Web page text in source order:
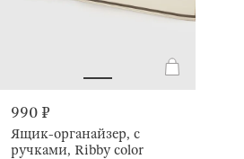
990 ₽
Ящик-органайзер, с
ручками, Ribby color